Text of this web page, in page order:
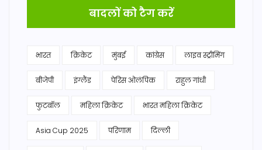
बादलों को टैग करें
भारत क्रिकेट मुंबई कांग्रेस लाइव स्ट्रीमिंग
बीजेपी इंग्लैंड पेरिस ओलंपिक राहुल गांधी
फुटबॉल महिला क्रिकेट भारत महिला क्रिकेट
Asia Cup 2025 परिणाम दिल्ली